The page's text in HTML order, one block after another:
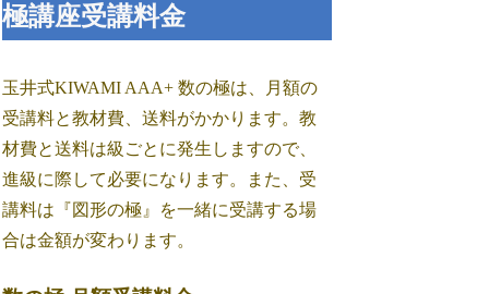
極講座受講料金
玉井式KIWAMI AAA+ 数の極は、月額の
受講料と教材費、送料がかかります。教
材費と送料は級ごとに発生しますので、
進級に際して必要になります。また、受
講料は『図形の極』を一緒に受講する場
合は金額が変わります。